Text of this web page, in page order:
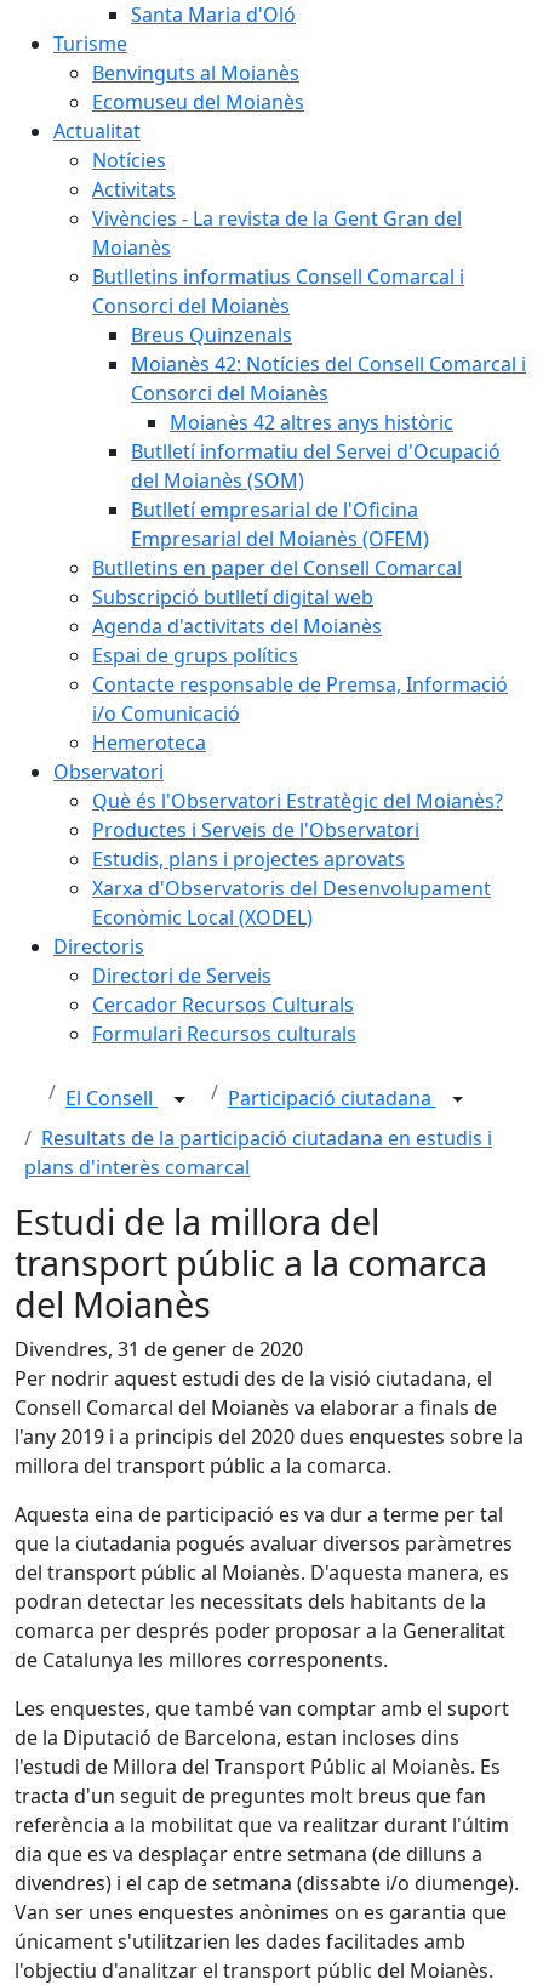
Santa Maria d'Oló
Turisme
Benvinguts al Moianès
Ecomuseu del Moianès
Actualitat
Notícies
Activitats
Vivències - La revista de la Gent Gran del
Moianès
Butlletins informatius Consell Comarcal i
Consorci del Moianès
Breus Quinzenals
Moianès 42: Notícies del Consell Comarcal i
Consorci del Moianès
Moianès 42 altres anys històric
Butlletí informatiu del Servei d'Ocupació
del Moianès (SOM)
Butlletí empresarial de l'Oficina
Empresarial del Moianès (OFEM)
Butlletins en paper del Consell Comarcal
Subscripció butlletí digital web
Agenda d'activitats del Moianès
Espai de grups polítics
Contacte responsable de Premsa, Informació
i/o Comunicació
Hemeroteca
Observatori
Què és l'Observatori Estratègic del Moianès?
Productes i Serveis de l'Observatori
Estudis, plans i projectes aprovats
Xarxa d'Observatoris del Desenvolupament
Econòmic Local (XODEL)
Directoris
Directori de Serveis
Cercador Recursos Culturals
Formulari Recursos culturals
El Consell
Participació ciutadana
Resultats de la participació ciutadana en estudis i
plans d'interès comarcal
Estudi de la millora del
transport públic a la comarca
del Moianès
Divendres, 31 de gener de 2020
Per nodrir aquest estudi des de la visió ciutadana, el
Consell Comarcal del Moianès va elaborar a finals de
l'any 2019 i a principis del 2020 dues enquestes sobre la
millora del transport públic a la comarca.
Aquesta eina de participació es va dur a terme per tal
que la ciutadania pogués avaluar diversos paràmetres
del transport públic al Moianès. D'aquesta manera, es
podran detectar les necessitats dels habitants de la
comarca per després poder proposar a la Generalitat
de Catalunya les millores corresponents.
Les enquestes, que també van comptar amb el suport
de la Diputació de Barcelona, estan incloses dins
l'estudi de Millora del Transport Públic al Moianès. Es
tracta d'un seguit de preguntes molt breus que fan
referència a la mobilitat que va realitzar durant l'últim
dia que es va desplaçar entre setmana (de dilluns a
divendres) i el cap de setmana (dissabte i/o diumenge).
Van ser unes enquestes anònimes on es garantia que
únicament s'utilitzarien les dades facilitades amb
l'objectiu d'analitzar el transport públic del Moianès.